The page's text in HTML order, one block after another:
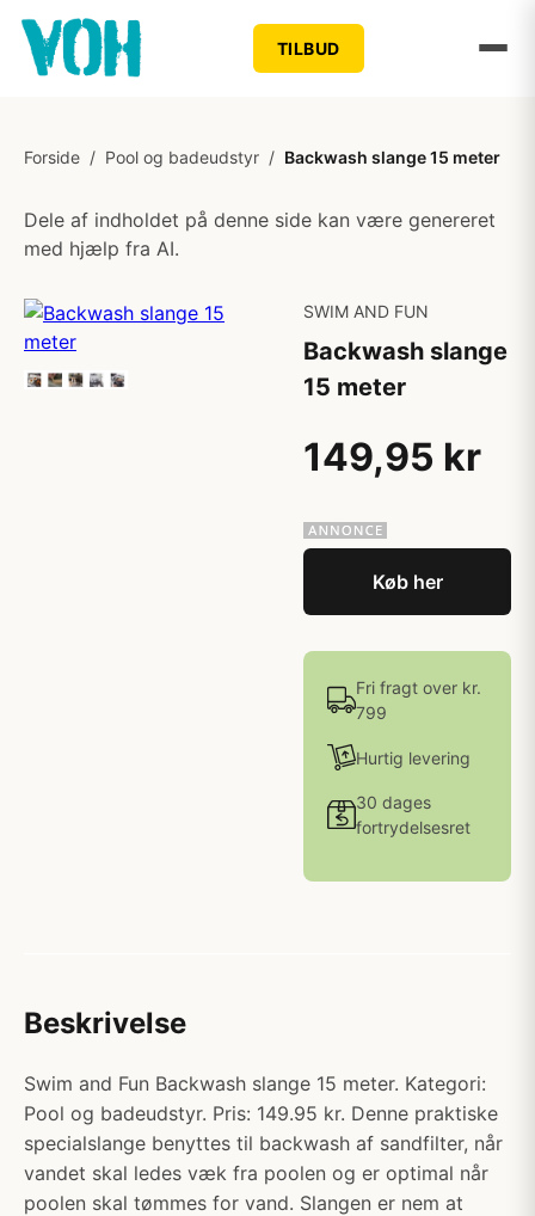
TILBUD
Forside / Pool og badeudstyr / Backwash slange 15 meter
Dele af indholdet på denne side kan være genereret
med hjælp fra AI.
SWIM AND FUN
Backwash slange
15 meter
149,95 kr
Køb her
Fri fragt over kr.
799
Hurtig levering
30 dages
fortrydelsesret
Beskrivelse
Swim and Fun Backwash slange 15 meter. Kategori:
Pool og badeudstyr. Pris: 149.95 kr. Denne praktiske
specialslange benyttes til backwash af sandfilter, når
vandet skal ledes væk fra poolen og er optimal når
poolen skal tømmes for vand. Slangen er nem at